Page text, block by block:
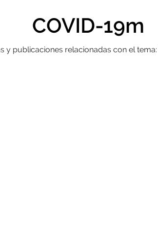
COVID-19m
y publicaciones relacionadas con el tema: